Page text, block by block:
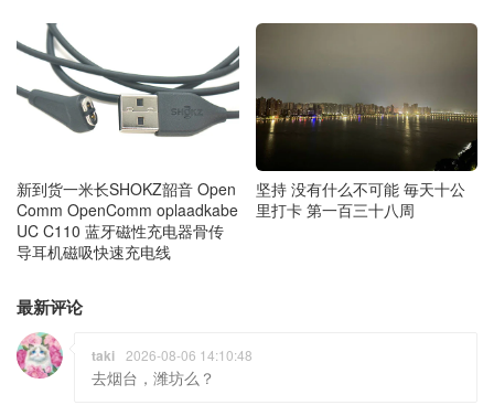
新到货一米长SHOKZ韶音 Open
Comm OpenComm oplaadkabe
UC C110 蓝牙磁性充电器骨传
导耳机磁吸快速充电线
坚持 没有什么不可能 毎天十公
里打卡 第一百三十八周
最新评论
taki 2026-08-06 14:10:48
去烟台，潍坊么？